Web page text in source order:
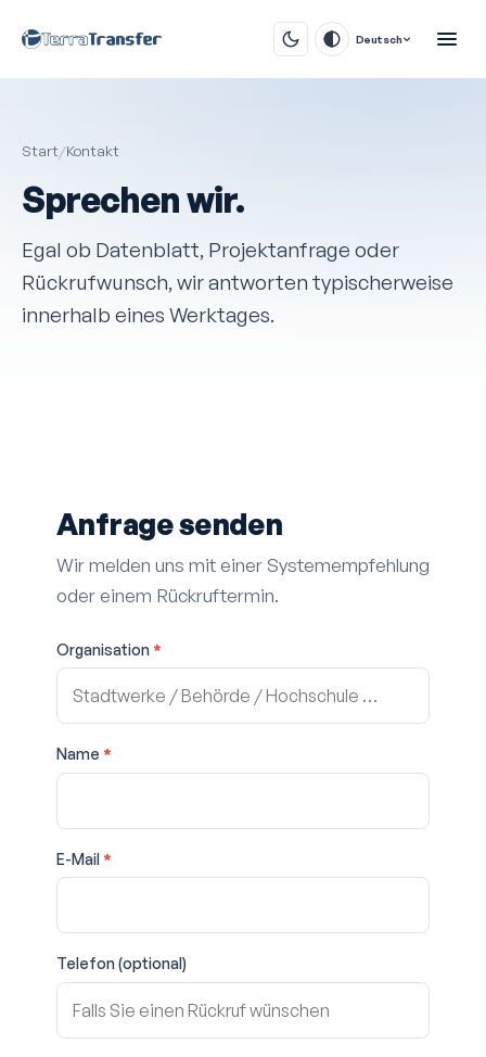
Deutsch
Start/Kontakt
Sprechen wir.
Egal ob Datenblatt, Projekt­anfrage oder
Rückruf­wunsch, wir antworten typischerweise
innerhalb eines Werktages.
Anfrage senden
Wir melden uns mit einer System­empfehlung
oder einem Rückruf­termin.
Organisation *
Name *
E-Mail *
Telefon (optional)